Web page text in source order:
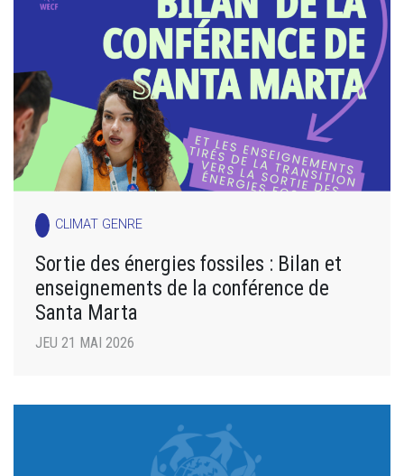
CLIMAT GENRE
Sortie des énergies fossiles : Bilan et
enseignements de la conférence de
Santa Marta
JEU 21 MAI 2026